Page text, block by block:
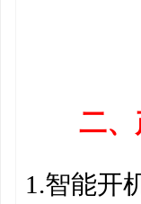
二
1.智能开